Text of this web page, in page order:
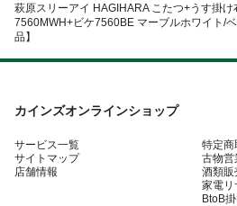
萩原スリーアイ HAGIHARA こたつ+うす掛け
7560MWH+ビケ7560BE マーブルホワイト/
品】
カインズオンラインショップ
サービス一覧
サイトマップ
店舗情報
特定商
古物営
酒類販
家電リ
BtoB